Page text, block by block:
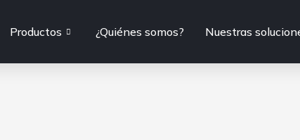
Productos ¿Quiénes somos? Nuestras